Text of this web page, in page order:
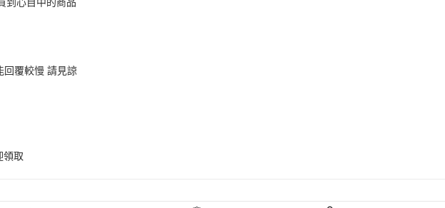
覆較慢 請見諒
領取